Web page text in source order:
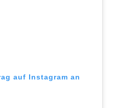
auf Instagram an